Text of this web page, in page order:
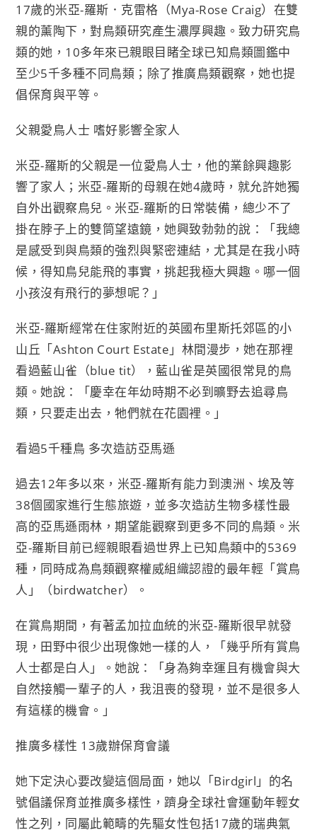
b
o
o
t
e
r
L
i
n
k
t
17歲的米亞-羅斯．克雷格（Mya-Rose Craig）在雙
親的薰陶下，對鳥類研究產生濃厚興趣。致力研究鳥
類的她，10多年來已親眼目睹全球已知鳥類圖鑑中
至少5千多種不同鳥類；除了推廣鳥類觀察，她也提
倡保育與平等。
父親愛鳥人士 嗜好影響全家人
米亞-羅斯的父親是一位愛鳥人士，他的業餘興趣影
響了家人；米亞-羅斯的母親在她4歲時，就允許她獨
自外出觀察鳥兒。米亞-羅斯的日常裝備，總少不了
掛在脖子上的雙筒望遠鏡，她興致勃勃的說：「我總
是感受到與鳥類的強烈與緊密連結，尤其是在我小時
候，得知鳥兒能飛的事實，挑起我極大興趣。哪一個
小孩沒有飛行的夢想呢？」
米亞-羅斯經常在住家附近的英國布里斯托郊區的小
山丘「Ashton Court Estate」林間漫步，她在那裡
看過藍山雀（blue tit），藍山雀是英國很常見的鳥
類。她說：「慶幸在年幼時期不必到曠野去追尋鳥
類，只要走出去，牠們就在花園裡。」
看過5千種鳥 多次造訪亞馬遜
過去12年多以來，米亞-羅斯有能力到澳洲、埃及等
38個國家進行生態旅遊，並多次造訪生物多樣性最
高的亞馬遜雨林，期望能觀察到更多不同的鳥類。米
亞-羅斯目前已經親眼看過世界上已知鳥類中的5369
種，同時成為鳥類觀察權威組織認證的最年輕「賞鳥
人」（birdwatcher）。
在賞鳥期間，有著孟加拉血統的米亞-羅斯很早就發
現，田野中很少出現像她一樣的人，「幾乎所有賞鳥
人士都是白人」。她說：「身為夠幸運且有機會與大
自然接觸一輩子的人，我沮喪的發現，並不是很多人
有這樣的機會。」
推廣多樣性 13歲辦保育會議
她下定決心要改變這個局面，她以「Birdgirl」的名
號倡議保育並推廣多樣性，躋身全球社會運動年輕女
性之列，同屬此範疇的先驅女性包括17歲的瑞典氣